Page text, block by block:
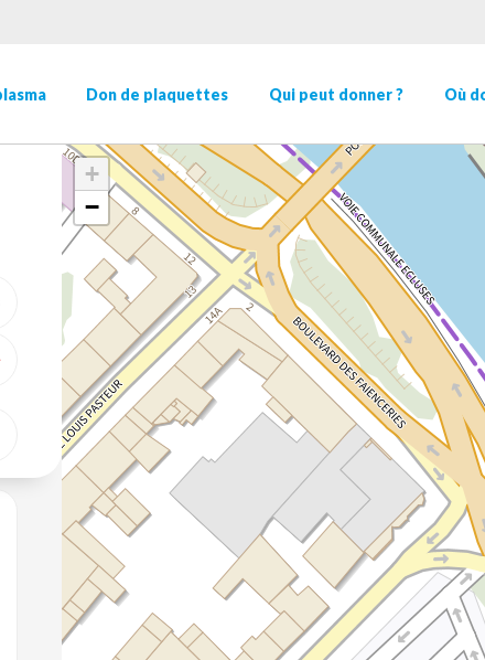
Don de plaquettes Qui peut donner ? Où
GÉOLOCALISER
aux favoris
+
−